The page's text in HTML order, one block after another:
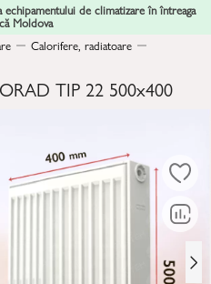
echipamentului de climatizare în întreaga
Moldova
Calorifere, radiatoare
TIP 22 500x400